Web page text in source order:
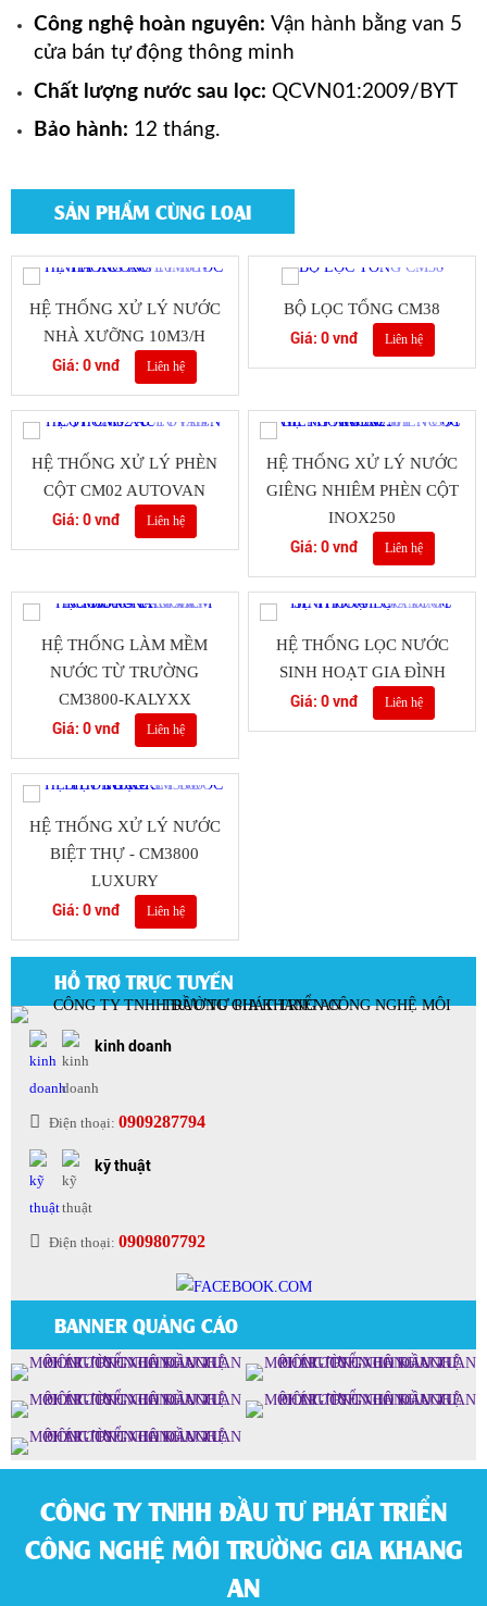
Công nghệ hoàn nguyên: Vận hành bằng van 5
cửa bán tự động thông minh
Chất lượng nước sau lọc: QCVN01:2009/BYT
Bảo hành: 12 tháng.
SẢN PHẨM CÙNG LOẠI
HỆ THỐNG XỬ LÝ NƯỚC
NHÀ XƯỠNG 10M3/H
Giá: 0 vnđ
Liên hệ
BỘ LỌC TỔNG CM38
Giá: 0 vnđ
Liên hệ
HỆ THỐNG XỬ LÝ PHÈN
CỘT CM02 AUTOVAN
Giá: 0 vnđ
Liên hệ
HỆ THỐNG XỬ LÝ NƯỚC
GIÊNG NHIÊM PHÈN CỘT
INOX250
Giá: 0 vnđ
Liên hệ
HỆ THỐNG LÀM MỀM
NƯỚC TỪ TRƯỜNG
CM3800-KALYXX
Giá: 0 vnđ
Liên hệ
HỆ THỐNG LỌC NƯỚC
SINH HOẠT GIA ĐÌNH
Giá: 0 vnđ
Liên hệ
HỆ THỐNG XỬ LÝ NƯỚC
BIỆT THỰ - CM3800
LUXURY
Giá: 0 vnđ
Liên hệ
HỖ TRỢ TRỰC TUYẾN
kinh doanh
Điện thoại: 0909287794
kỹ thuật
Điện thoại: 0909807792
BANNER QUẢNG CÁO
CÔNG TY TNHH ĐẦU TƯ PHÁT TRIỂN
CÔNG NGHỆ MÔI TRƯỜNG GIA KHANG
AN